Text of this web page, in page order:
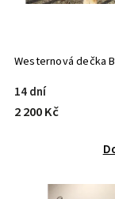
Westernová dečka
14 dní
2 200 Kč